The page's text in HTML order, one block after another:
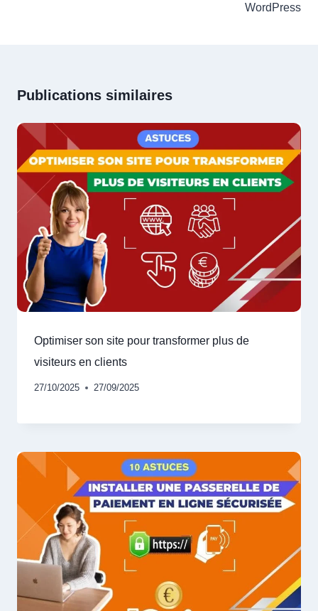
WordPress
Publications similaires
Optimiser son site pour transformer plus de
visiteurs en clients
27/10/2025 27/09/2025